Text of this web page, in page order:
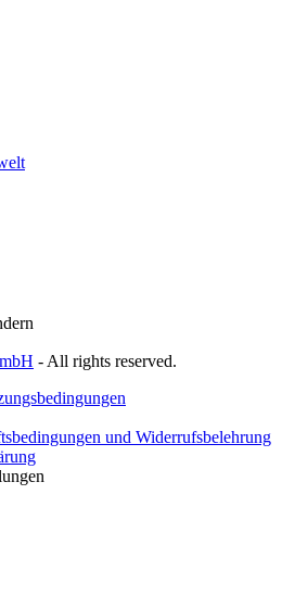
- All rights reserved.
und Widerrufsbelehrung